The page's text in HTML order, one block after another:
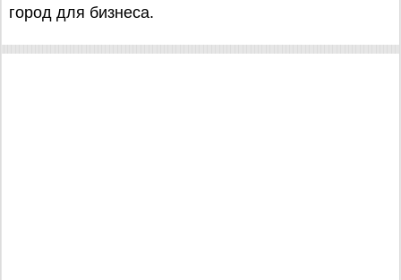
город для бизнеса.